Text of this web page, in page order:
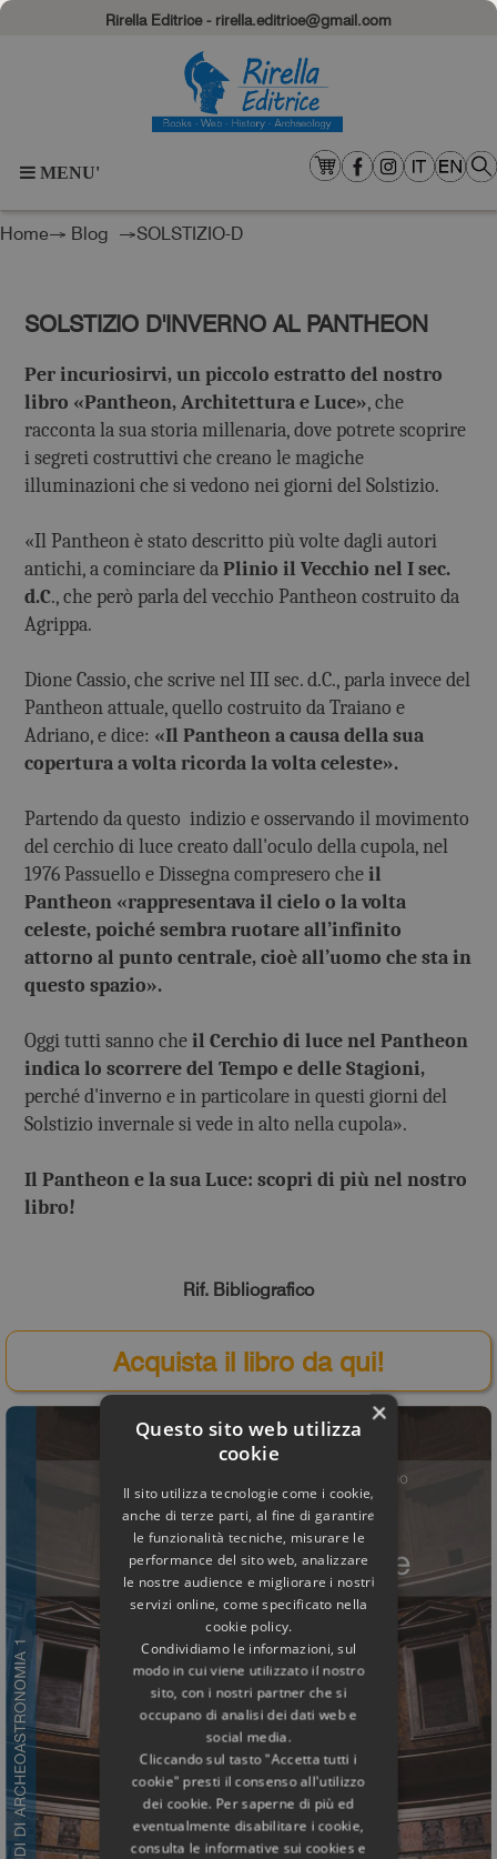
Rirella Editrice - rirella.editrice@gmail.com
MENU'
Home→ Blog →SOLSTIZIO-D
SOLSTIZIO D'INVERNO AL PANTHEON
Per incuriosirvi, un piccolo estratto del nostro
libro «Pantheon, Architettura e Luce», che
racconta la sua storia millenaria, dove potrete scoprire
i segreti costruttivi che creano le magiche
illuminazioni che si vedono nei giorni del Solstizio.
«Il Pantheon è stato descritto più volte dagli autori
antichi, a cominciare daPlinio il Vecchio nel I sec.
d.C., che però parla del vecchio Pantheon costruito da
Agrippa.
Dione Cassio, che scrive nel III sec. d.C., parla invece del
Pantheon attuale, quello costruito da Traiano e
Adriano, e dice: «Il Pantheon a causa della sua
copertura a volta ricorda la volta celeste».
Partendo da questo indizio e osservando il movimento
del cerchio di luce creato dall'oculo della cupola, nel
1976 Passuello e Dissegna compresero cheil
Pantheon «rappresentava il cielo o la volta
celeste, poiché sembra ruotare all’infinito
attorno al punto centrale, cioè all’uomo che sta in
questo spazio».
Oggi tutti sanno cheil Cerchio di luce nel Pantheon
indica lo scorrere del Tempo e delle Stagioni,
perché d'inverno e in particolare in questi giorni del
Solstizio invernale si vede in alto nella cupola».
Il Pantheon e la sua Luce: scopri di più nel nostro
libro!
Rif. Bibliografico
Acquista il libro da qui!
×
Questo sito web utilizza
cookie
Il sito utilizza tecnologie come i cookie,
anche di terze parti, al fine di garantire
le funzionalità tecniche, misurare le
performance del sito web, analizzare
le nostre audience e migliorare i nostri
servizi online, come specificato nella
cookie policy.
Condividiamo le informazioni, sul
modo in cui viene utilizzato il nostro
sito, con i nostri partner che si
occupano di analisi dei dati web e
social media.
Cliccando sul tasto "Accetta tutti i
cookie" presti il consenso all'utilizzo
dei cookie. Per saperne di più ed
eventualmente disabilitare i cookie,
consulta le informative sui cookies e